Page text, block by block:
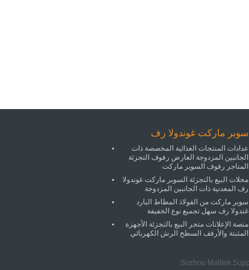
سوبر ماركت غوندولا رف
عدادات المنتجات الغذائية المخصصة ذات
الجانبين المزدوجة العارض رفوف التجزئة
المتاجر رفوف السوبر ماركت
محلات البيع بالتجزئة السوبر ماركت غوندولا
رف المعدنية ذات الجانبين المزدوجة
سوبر ماركت من الفولاذ المطاط البارد
غندولا رف سهل تجميع نوع الخفيفة
منصة الإعلانات متجر البيع بالتجزئة الأجهزة
المثبتة والأرفف السطح الرش الكهربائي